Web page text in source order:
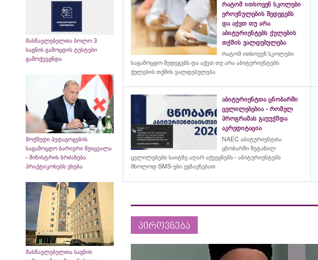
მასწავლებელთა ბოლო 3
საგნის გამოცდის ტესტები
გამოქვეყნდა
მოქმედი პედაგოგების
საგამოცდო ბარიერი შეიცვალა
- მინისტრის ბრძანება
პრაქტიკოსებს ეხება
მასწავლებელთა საგნის
რატომ ითხოვენ სკოლები
ეროვნულების შედეგებს
და აქვთ თუ არა
აბიტურიენტებს ქულების
თქმის ვალდებულება
რატომ ითხოვენ სკოლები
საგამოცდო შედეგებს და აქვთ თუ არა აბიტურიენტებს
ქულების თქმის ვალდებულება
აბიტურიენტთა ცნობარში
ცვლილებებია - რომელ
პროგრამას გაუუქმდა
აკრედიტაცია
NAEC აბიტურიენტთა
ცნობარში შეტანილ
ცვლილებებს საიტზე აღარ აქვეყნებს - აბიტურიენტებს
მხოლოდ SMS-ები ეგზავნებათ
პიროვნება